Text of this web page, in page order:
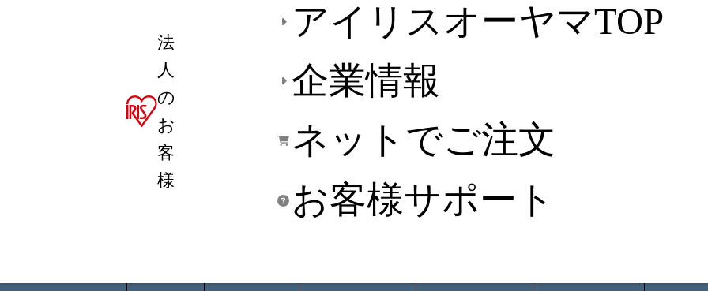
法
人
の
お
客
様
アイリスオーヤマTOP
企業情報
ネットでご注文
お客様サポート